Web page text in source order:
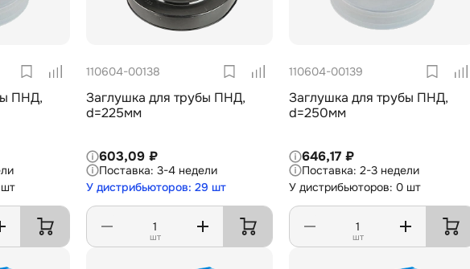
ПНД,
110604-00138
Заглушка для трубы ПНД,
d=225мм
603,09 ₽
3-4 недели
У дистрибьюторов: 29 шт
шт
110604-00139
Заглушка для трубы ПНД,
d=250мм
646,17 ₽
2-3 недели
У дистрибьюторов: 0 шт
шт